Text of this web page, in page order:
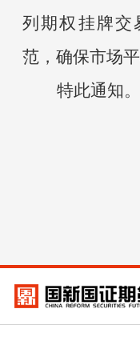
列期权挂牌交
范，确保市场平
特此通知。